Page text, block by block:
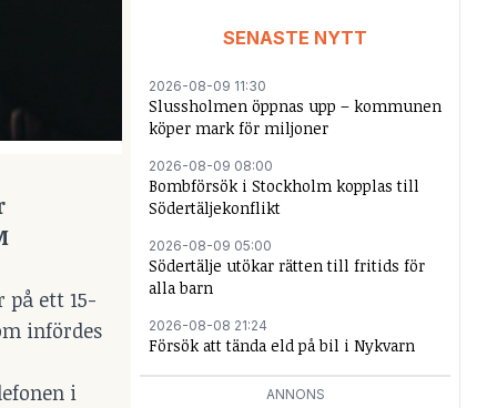
på ett 15-
infördes
i
SENASTE NYTT
2026-08-09 11:30
Slussholmen öppnas upp – kommunen
köper mark för miljoner
2026-08-09 08:00
Bombförsök i Stockholm kopplas till
Södertäljekonflikt
2026-08-09 05:00
Södertälje utökar rätten till fritids för
alla barn
2026-08-08 21:24
Försök att tända eld på bil i Nykvarn
ANNONS